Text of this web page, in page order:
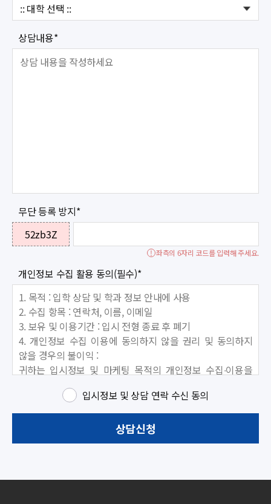
상담내용*
무단 등록 방지*
52zb3Z
좌측의 6자리 코드를 입력해 주세요.
개인정보 수집 활용 동의(필수)*
1. 목적 : 입학 상담 및 학과 정보 안내에 사용
2. 수집 항목 : 연락처, 이름, 이메일
3. 보유 및 이용기간 : 입시 전형 종료 후 폐기
4. 개인정보 수집 이용에 동의하지 않을 권리 및 동의하지
않을 경우의 불이익 :
귀하는 입시정보 및 마케팅 목적의 개인정보 수집∙이용을
거부할 수 있으며,
동의 거부시에는 대학에서 제공하는 서비스나 맞춤 정보를
받지 못합니다.
입시정보 및 상담 연락 수신 동의
상담신청